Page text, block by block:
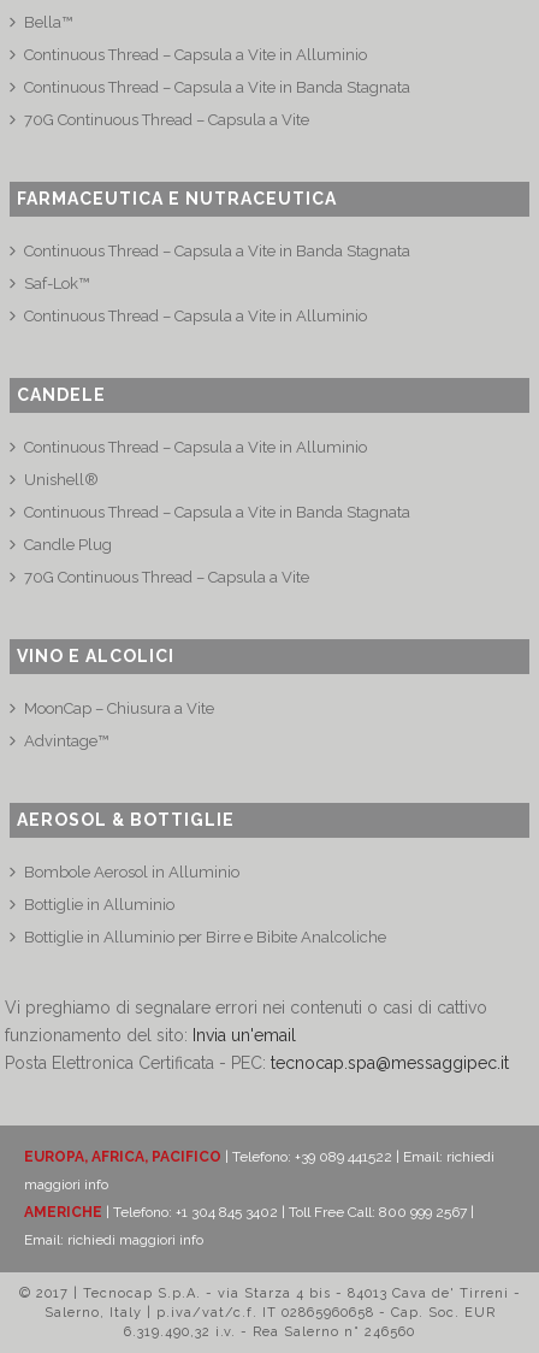
Bella™
Continuous Thread – Capsula a Vite in Alluminio
Continuous Thread – Capsula a Vite in Banda Stagnata
70G Continuous Thread – Capsula a Vite
FARMACEUTICA E NUTRACEUTICA
Continuous Thread – Capsula a Vite in Banda Stagnata
Saf-Lok™
Continuous Thread – Capsula a Vite in Alluminio
CANDELE
Continuous Thread – Capsula a Vite in Alluminio
Unishell®
Continuous Thread – Capsula a Vite in Banda Stagnata
Candle Plug
70G Continuous Thread – Capsula a Vite
VINO E ALCOLICI
MoonCap – Chiusura a Vite
Advintage™
AEROSOL & BOTTIGLIE
Bombole Aerosol in Alluminio
Bottiglie in Alluminio
Bottiglie in Alluminio per Birre e Bibite Analcoliche
Vi preghiamo di segnalare errori nei contenuti o casi di cattivo
funzionamento del sito: Invia un'email
Posta Elettronica Certificata - PEC:tecnocap.spa@messaggipec.it
EUROPA, AFRICA, PACIFICO | Telefono: +39 089 441522 | Email: richiedi
maggiori info
AMERICHE | Telefono: +1 304 845 3402 | Toll Free Call: 800 999 2567 |
Email: richiedi maggiori info
© 2017 | Tecnocap S.p.A. - via Starza 4 bis - 84013 Cava de' Tirreni -
Salerno, Italy | p.iva/vat/c.f. IT 02865960658 - Cap. Soc. EUR
6.319.490,32 i.v. - Rea Salerno n° 246560